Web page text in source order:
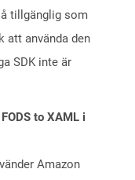
tillgänglig som
att använda den
SDK inte är
to XAML i
Amazon